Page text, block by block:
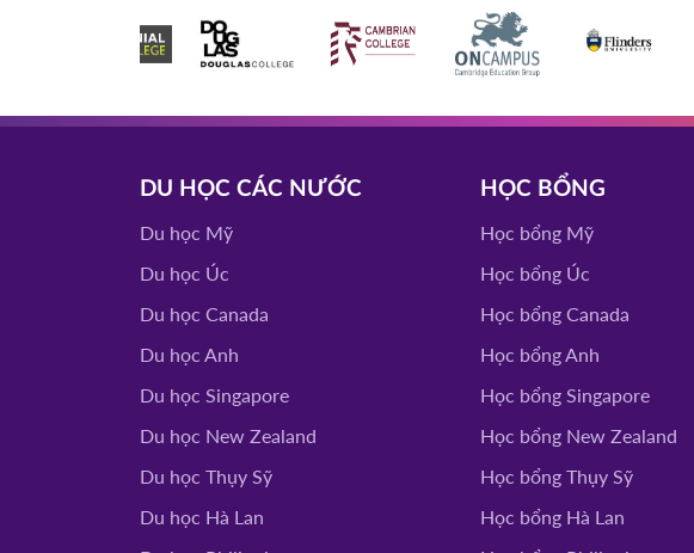
DU HỌC CÁC NƯỚC
Du học Mỹ
Du học Úc
Du học Canada
Du học Anh
Du học Singapore
Du học New Zealand
Du học Thụy Sỹ
Du học Hà Lan
HỌC BỔNG
Học bổng Mỹ
Học bổng Úc
Học bổng Canada
Học bổng Anh
Học bổng Singapore
Học bổng New Zealand
Học bổng Thụy Sỹ
Học bổng Hà Lan